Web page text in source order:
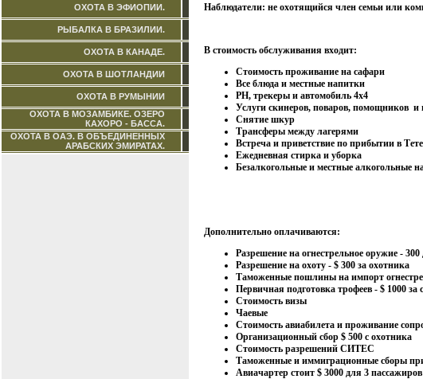
ОХОТА В ЭФИОПИИ.
РЫБАЛКА В БРАЗИЛИИ.
ОХОТА В КАНАДЕ.
ОХОТА В ШОТЛАНДИИ
ОХОТА В РУМЫНИИ
ОХОТА В МОЗАМБИКЕ. ОЗЕРО
КАХОРО - БАССА.
ОХОТА В ОАЭ. В ОБЪЕДИНЕННЫХ
АРАБСКИХ ЭМИРАТАХ.
Наблюдатели: не охотящийся член семьи или
В стоимость обслуживания входит:
Стоимость проживание на сафари
Все блюда и местные напитки
РН, трекеры и автомобиль 4х4
Услуги скинеров, поваров, помощников и
Снятие шкур
Трансферы между лагерями
Встреча и приветствие по прибытии в Тете
Ежедневная стирка и уборка
Безалкогольные и местные алкогольные
Дополнительно оплачиваются:
Разрешение на огнестрельное оружие -
Разрешение на охоту - $ 300 за охотника
Таможенные пошлины на импорт
Первичная подготовка трофеев - $ 1000
Стоимость визы
Чаевые
Стоимость авиабилета и проживание
Организационный сбор $ 500 с охотника
Стоимость разрешений СИТЕС
Таможенные и иммиграционные сборы
Авиачартер стоит $ 3000 для 3